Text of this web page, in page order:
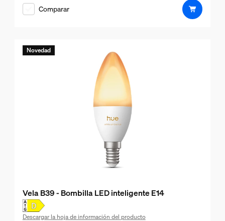
Comparar
Novedad
Vela B39 - Bombilla LED inteligente E14
Descargar la hoja de información del producto